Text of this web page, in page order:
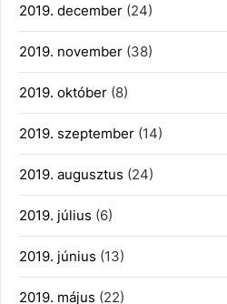
2019. december (24)
2019. november (38)
2019. október (8)
2019. szeptember (14)
2019. augusztus (24)
2019. július (6)
2019. június (13)
2019. május (22)